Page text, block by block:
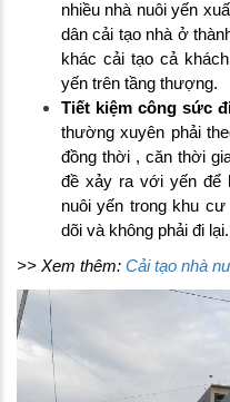
nhiều nhà nuôi yến
dân cải tạo nhà ở
khác cải tạo cả
yến trên tầng thượng.
Tiết kiệm công sức
thường xuyên phải
đồng thời , căn thời
đề xảy ra với yến để
nuôi yến trong khu
dõi và không phải đi lại.
>> Xem thêm: Cải tạo nhà